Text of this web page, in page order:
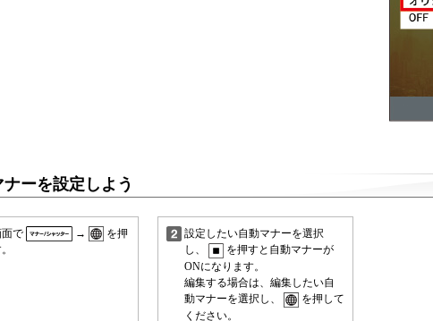
ナーを設定しよう
で →
を押
設定したい自動マナーを選択
し、
を押すと自動マナーが
ONになります。
編集する場合は、編集したい自
動マナーを選択し、
を押して
ください。